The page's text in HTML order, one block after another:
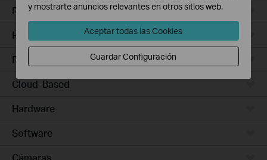
Routers Wi-Fi
Routers 5G/4G
Routers Integrados
Cloud-Based
Hardware
Software
Cámaras
y mostrarte anuncios relevantes en otros sitios web.
Aceptar todas las Cookies
Guardar Configuración